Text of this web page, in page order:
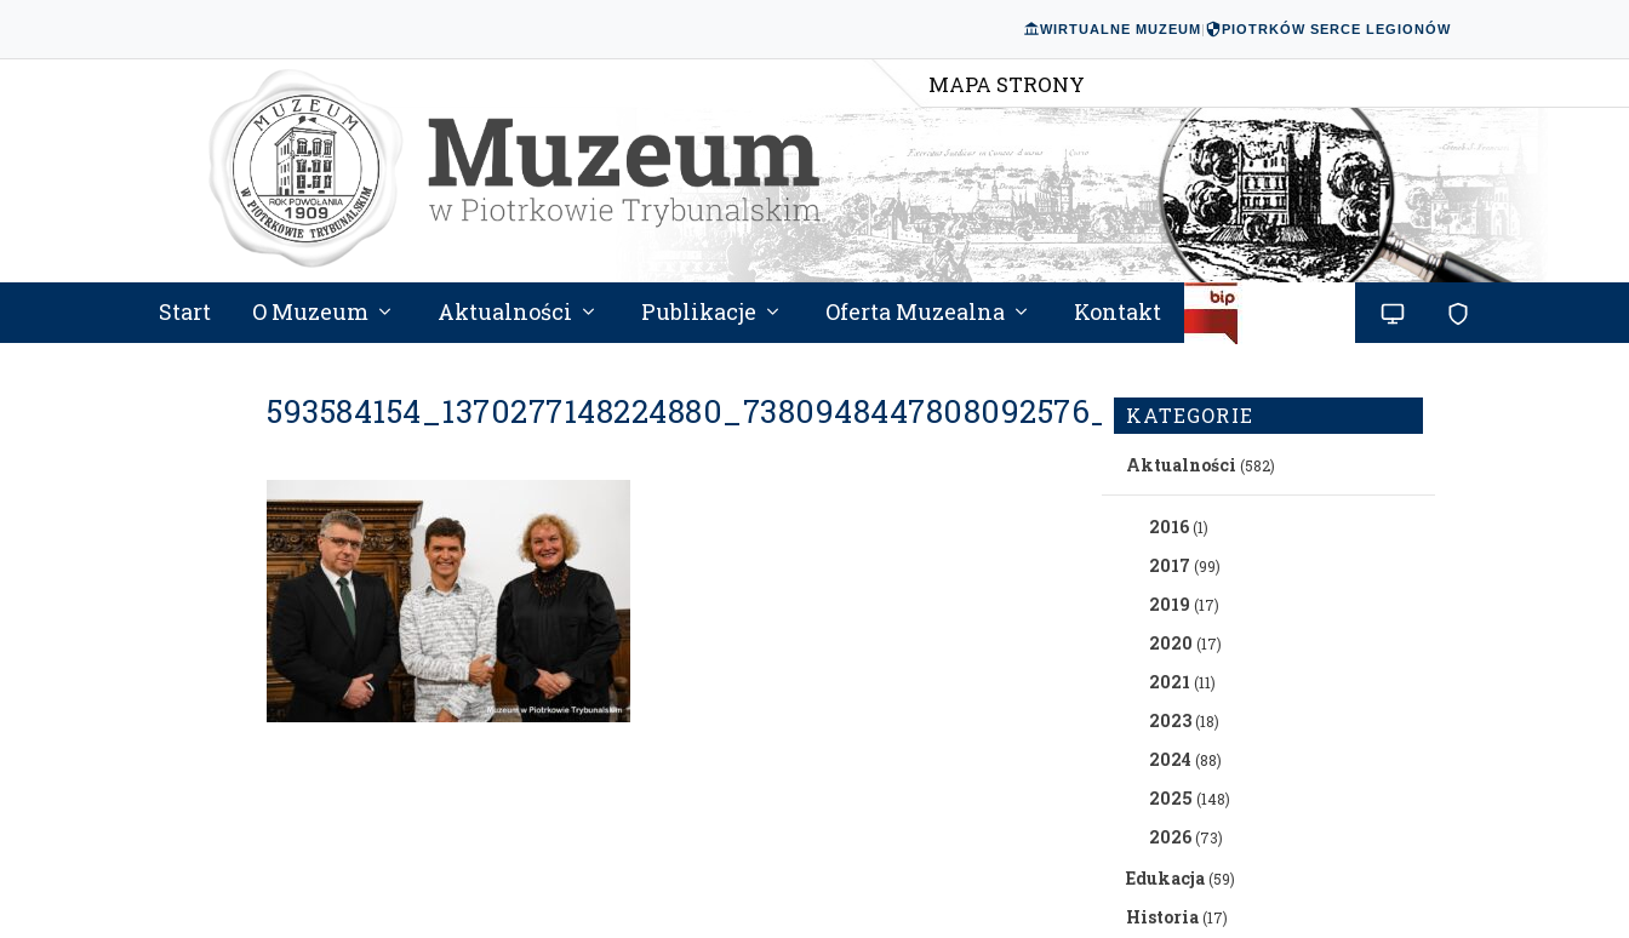
WIRTUALNE MUZEUM| PIOTRKÓW SERCE LEGIONÓW
MAPA STRONY
Start O Muzeum Aktualności Publikacje Oferta Muzealna Kontakt
593584154_1370277148224880_7380948447808092576_NKATEGORIE
Aktualności (582)
2016(1)
2017 (99)
2019 (17)
2020 (17)
2021 (11)
2023(18)
2024 (88)
2025 (148)
2026(73)
Edukacja(59)
Historia(17)